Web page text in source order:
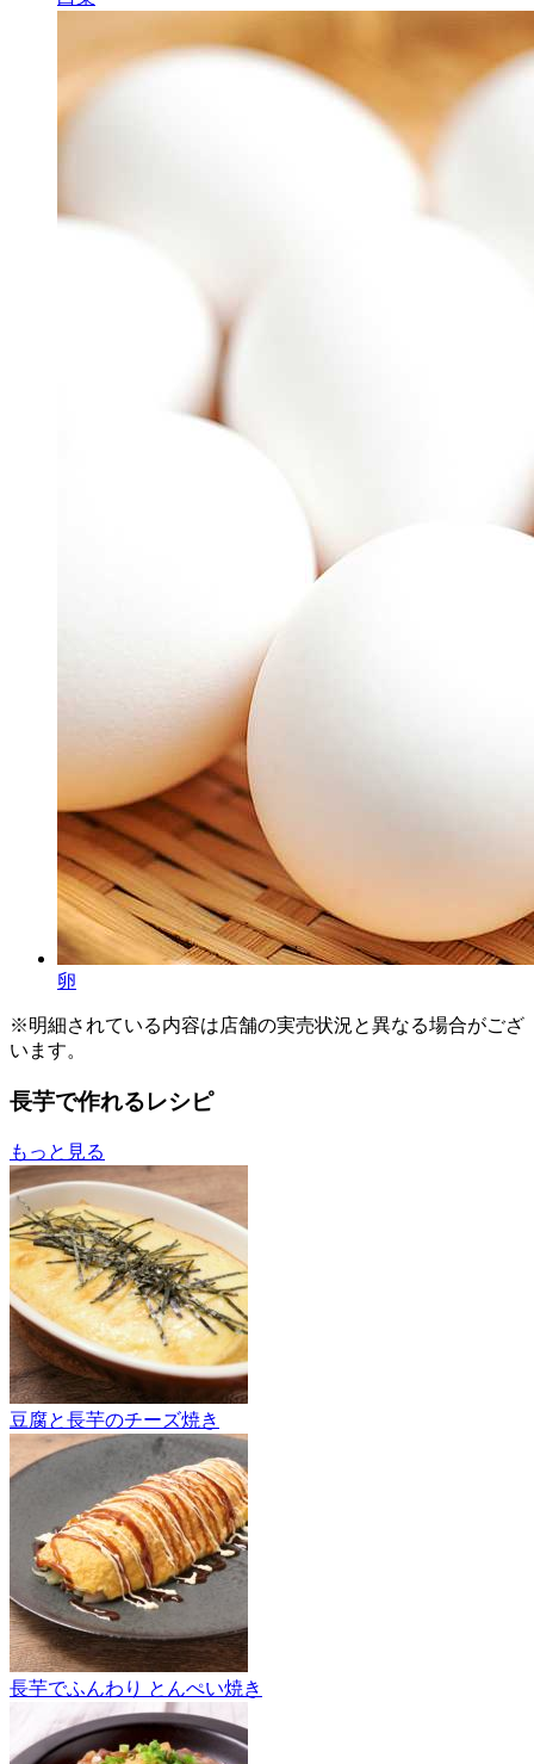
卵
※明細されている内容は店舗の実売状況と異なる場合がござ
います。
長芋で作れるレシピ
もっと見る
豆腐と長芋のチーズ焼き
長芋でふんわり とんぺい焼き